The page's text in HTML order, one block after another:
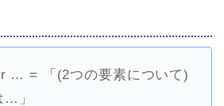
… = 「(2つの要素について)
…」